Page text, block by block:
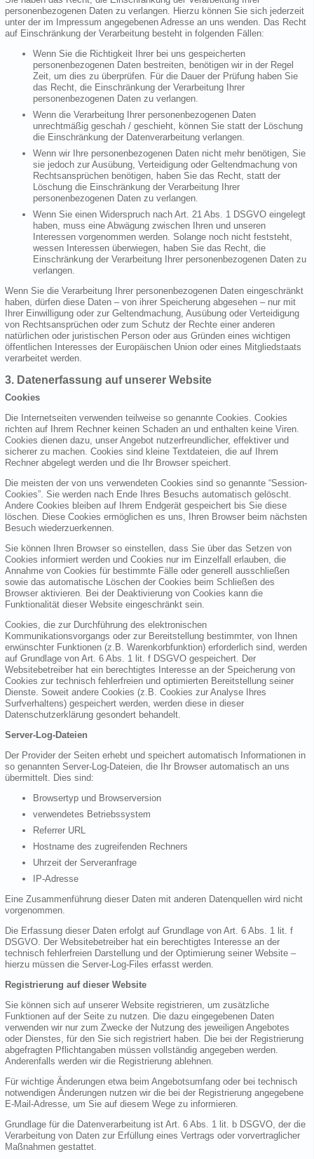
personenbezogenen Daten zu verlangen. Hierzu können Sie sich jederzeit
unter der im Impressum angegebenen Adresse an uns wenden. Das Recht
auf Einschränkung der Verarbeitung besteht in folgenden Fällen:
Wenn Sie die Richtigkeit Ihrer bei uns gespeicherten
personenbezogenen Daten bestreiten, benötigen wir in der Regel
Zeit, um dies zu überprüfen. Für die Dauer der Prüfung haben Sie
das Recht, die Einschränkung der Verarbeitung Ihrer
personenbezogenen Daten zu verlangen.
Wenn die Verarbeitung Ihrer personenbezogenen Daten
unrechtmäßig geschah / geschieht, können Sie statt der Löschung
die Einschränkung der Datenverarbeitung verlangen.
Wenn wir Ihre personenbezogenen Daten nicht mehr benötigen, Sie
sie jedoch zur Ausübung, Verteidigung oder Geltendmachung von
Rechtsansprüchen benötigen, haben Sie das Recht, statt der
Löschung die Einschränkung der Verarbeitung Ihrer
personenbezogenen Daten zu verlangen.
Wenn Sie einen Widerspruch nach Art. 21 Abs. 1 DSGVO eingelegt
haben, muss eine Abwägung zwischen Ihren und unseren
Interessen vorgenommen werden. Solange noch nicht feststeht,
wessen Interessen überwiegen, haben Sie das Recht, die
Einschränkung der Verarbeitung Ihrer personenbezogenen Daten zu
verlangen.
Wenn Sie die Verarbeitung Ihrer personenbezogenen Daten eingeschränkt
haben, dürfen diese Daten – von ihrer Speicherung abgesehen – nur mit
Ihrer Einwilligung oder zur Geltendmachung, Ausübung oder Verteidigung
von Rechtsansprüchen oder zum Schutz der Rechte einer anderen
natürlichen oder juristischen Person oder aus Gründen eines wichtigen
öffentlichen Interesses der Europäischen Union oder eines Mitgliedstaats
verarbeitet werden.
3. Datenerfassung auf unserer Website
Cookies
Die Internetseiten verwenden teilweise so genannte Cookies. Cookies
richten auf Ihrem Rechner keinen Schaden an und enthalten keine Viren.
Cookies dienen dazu, unser Angebot nutzerfreundlicher, effektiver und
sicherer zu machen. Cookies sind kleine Textdateien, die auf Ihrem
Rechner abgelegt werden und die Ihr Browser speichert.
Die meisten der von uns verwendeten Cookies sind so genannte “Session-
Cookies”. Sie werden nach Ende Ihres Besuchs automatisch gelöscht.
Andere Cookies bleiben auf Ihrem Endgerät gespeichert bis Sie diese
löschen. Diese Cookies ermöglichen es uns, Ihren Browser beim nächsten
Besuch wiederzuerkennen.
Sie können Ihren Browser so einstellen, dass Sie über das Setzen von
Cookies informiert werden und Cookies nur im Einzelfall erlauben, die
Annahme von Cookies für bestimmte Fälle oder generell ausschließen
sowie das automatische Löschen der Cookies beim Schließen des
Browser aktivieren. Bei der Deaktivierung von Cookies kann die
Funktionalität dieser Website eingeschränkt sein.
Cookies, die zur Durchführung des elektronischen
Kommunikationsvorgangs oder zur Bereitstellung bestimmter, von Ihnen
erwünschter Funktionen (z.B. Warenkorbfunktion) erforderlich sind, werden
auf Grundlage von Art. 6 Abs. 1 lit. f DSGVO gespeichert. Der
Websitebetreiber hat ein berechtigtes Interesse an der Speicherung von
Cookies zur technisch fehlerfreien und optimierten Bereitstellung seiner
Dienste. Soweit andere Cookies (z.B. Cookies zur Analyse Ihres
Surfverhaltens) gespeichert werden, werden diese in dieser
Datenschutzerklärung gesondert behandelt.
Server-Log-Dateien
Der Provider der Seiten erhebt und speichert automatisch Informationen in
so genannten Server-Log-Dateien, die Ihr Browser automatisch an uns
übermittelt. Dies sind:
Browsertyp und Browserversion
verwendetes Betriebssystem
Referrer URL
Hostname des zugreifenden Rechners
Uhrzeit der Serveranfrage
IP-Adresse
Eine Zusammenführung dieser Daten mit anderen Datenquellen wird nicht
vorgenommen.
Die Erfassung dieser Daten erfolgt auf Grundlage von Art. 6 Abs. 1 lit. f
DSGVO. Der Websitebetreiber hat ein berechtigtes Interesse an der
technisch fehlerfreien Darstellung und der Optimierung seiner Website –
hierzu müssen die Server-Log-Files erfasst werden.
Registrierung auf dieser Website
Sie können sich auf unserer Website registrieren, um zusätzliche
Funktionen auf der Seite zu nutzen. Die dazu eingegebenen Daten
verwenden wir nur zum Zwecke der Nutzung des jeweiligen Angebotes
oder Dienstes, für den Sie sich registriert haben. Die bei der Registrierung
abgefragten Pflichtangaben müssen vollständig angegeben werden.
Anderenfalls werden wir die Registrierung ablehnen.
Für wichtige Änderungen etwa beim Angebotsumfang oder bei technisch
notwendigen Änderungen nutzen wir die bei der Registrierung angegebene
E-Mail-Adresse, um Sie auf diesem Wege zu informieren.
Grundlage für die Datenverarbeitung ist Art. 6 Abs. 1 lit. b DSGVO, der die
Verarbeitung von Daten zur Erfüllung eines Vertrags oder vorvertraglicher
Maßnahmen gestattet.